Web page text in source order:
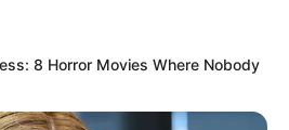
8 Horror Movies Where Nobody